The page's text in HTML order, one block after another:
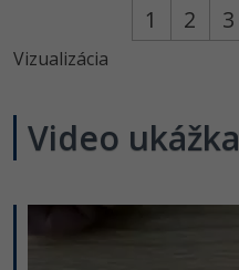
1 2 3
Vizualizácia
Video ukážka